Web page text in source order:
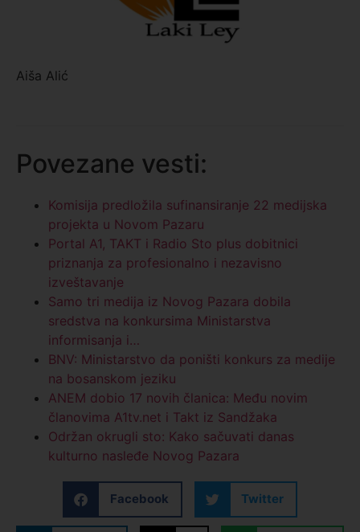
Aiša Alić
Povezane vesti:
Komisija predložila sufinansiranje 22 medijska
projekta u Novom Pazaru
Portal A1, TAKT i Radio Sto plus dobitnici
priznanja za profesionalno i nezavisno
izveštavanje
Samo tri medija iz Novog Pazara dobila
sredstva na konkursima Ministarstva
informisanja i…
BNV: Ministarstvo da poništi konkurs za medije
na bosanskom jeziku
ANEM dobio 17 novih članica: Među novim
članovima A1tv.net i Takt iz Sandžaka
Održan okrugli sto: Kako sačuvati danas
kulturno nasleđe Novog Pazara
Facebook Twitter